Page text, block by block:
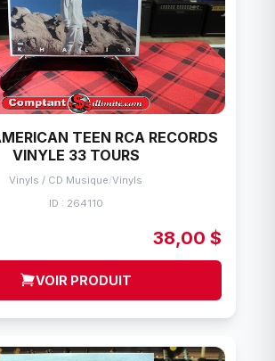
TEEN RCA RECORDS
VINYLE 33 TOURS
Vinyls / CD Musique/Vinyls
ID : 264110
38,00 $
VOIR PRODUIT